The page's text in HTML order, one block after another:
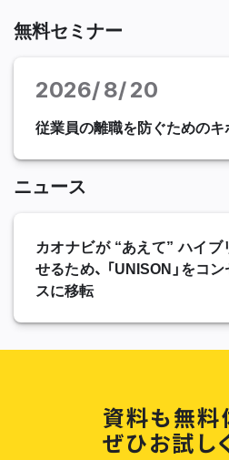
無料セミナー
2026 8 20
従業員の離職を防ぐためのキ
ニュース
カオナビが “あえて” ハイ
せるため、 「UNISON」をコ
スに移転
資料も無料
ぜひお試し